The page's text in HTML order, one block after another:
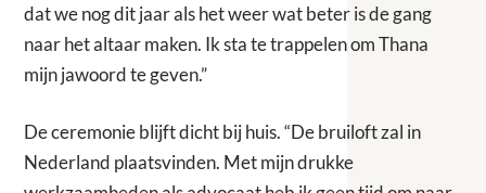
dat we nog dit jaar als het weer wat beter is de gang
naar het altaar maken. Ik sta te trappelen om Thana
mijn jawoord te geven.”
De ceremonie blijft dicht bij huis. “De bruiloft zal in
Nederland plaatsvinden. Met mijn drukke